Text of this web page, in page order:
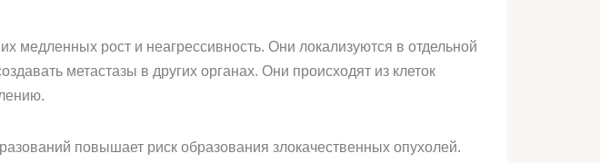
медленных рост и неагрессивность. Они локализуются в отдельной
метастазы в других органах. Они происходят из клеток
повышает риск образования злокачественных опухолей.